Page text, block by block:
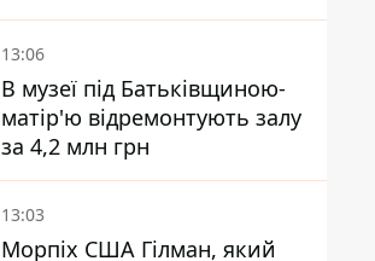
військовий
13:06
В музеї під Батьківщиною-
матір'ю відремонтують залу
за 4,2 млн грн
13:03
Морпіх США Гілман, який